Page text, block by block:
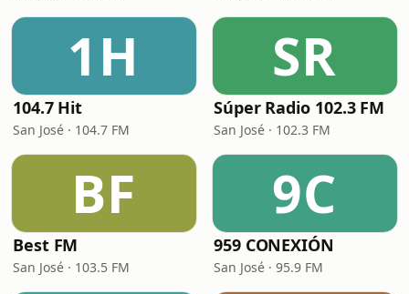
1H
104.7 Hit
San José · 104.7 FM
SR
Súper Radio 102.3 FM
San José · 102.3 FM
BF
Best FM
San José · 103.5 FM
9C
959 CONEXIÓN
San José · 95.9 FM